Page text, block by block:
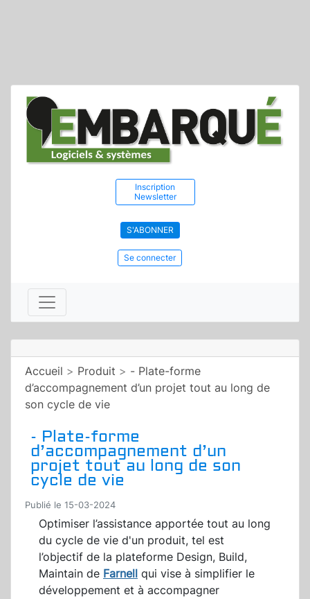
Inscription
Newsletter
S'ABONNER
Se connecter
Accueil > Produit > - Plate-forme
d’accompagnement d’un projet tout au long de
son cycle de vie
- Plate-forme
d’accompagnement d’un
projet tout au long de son
cycle de vie
Publié le 15-03-2024
Optimiser l’assistance apportée tout au long
du cycle de vie d'un produit, tel est
l’objectif de la plateforme Design, Build,
Maintain de Farnell qui vise à simplifier le
développement et à accompagner